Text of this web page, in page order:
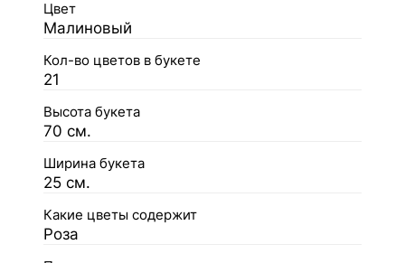
Цвет
Малиновый
Кол-во цветов в букете
21
Высота букета
70 см.
Ширина букета
25 см.
Какие цветы содержит
Роза